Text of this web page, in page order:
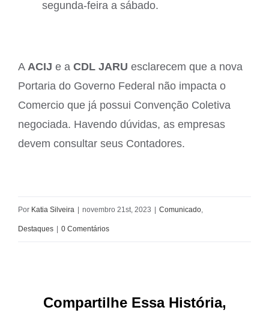
segunda-feira a sábado.
A ACIJ e a CDL JARU esclarecem que a nova
Portaria do Governo Federal não impacta o
Comercio que já possui Convenção Coletiva
negociada. Havendo dúvidas, as empresas
devem consultar seus Contadores.
Por Katia Silveira | novembro 21st, 2023 | Comunicado
Destaques | 0 Comentários
Compartilhe Essa História,